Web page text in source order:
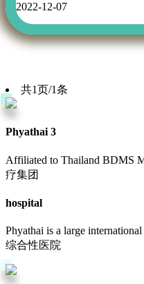
2022-12-07
共1页/1条
Phyathai 3
Affiliated to Thailand BDMS
疗集团
hospital
Phyathai is a large
综合性医院